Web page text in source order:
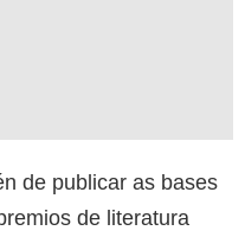
de publicar as bases
de literatura